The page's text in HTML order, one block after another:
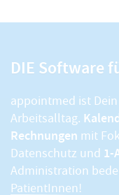
DIE Software
appointmed ist
Arbeitsalltag.
Rechnungen mit
Datenschutz und 1-
Administration
PatientInnen!